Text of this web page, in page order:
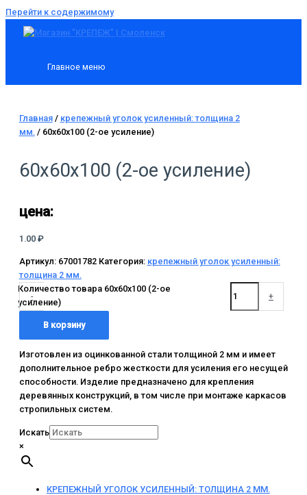
Перейти к содержимому
Главное меню
Главная/ крепежный уголок усиленный: толщина 2
мм./ 60х60х100 (2-ое усиление)
60х60х100 (2-ое усиление)
цена:
1.00 ₽
Артикул: 67001782 Категория: крепежный уголок усиленный:
толщина 2 мм.
-
Количество товара 60х60х100 (2-ое
усиление)
+
В корзину
Изготовлен из оцинкованной стали толщиной 2 мм и имеет
дополнительное ребро жесткости для усиления его несущей
способности. Изделие предназначено для крепления
деревянных конструкций, в том числе при монтаже каркасов
стропильных систем.
Искать
×
КРЕПЕЖНЫЙ УГОЛОК УСИЛЕННЫЙ: ТОЛЩИНА 2 ММ.